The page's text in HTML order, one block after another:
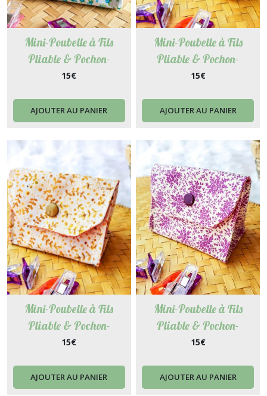
Mini-Poubelle à Fils
Pliable & Pochon-
Accessoire 2 en 1 pour
Myosotis
15€
AJOUTER AU PANIER
Mini-Poubelle à Fils
Pliable & Pochon-
Accessoire 2 en 1 pour
Tissus Fleuri Blanc et
Rouge
15€
AJOUTER AU PANIER
Mini-Poubelle à Fils
Pliable & Pochon-
Accessoire 2 en 1 pour
Chloé
15€
AJOUTER AU PANIER
Mini-Poubelle à Fils
Pliable & Pochon-
Accessoire 2 en 1 pour
Samba
15€
AJOUTER AU PANIER